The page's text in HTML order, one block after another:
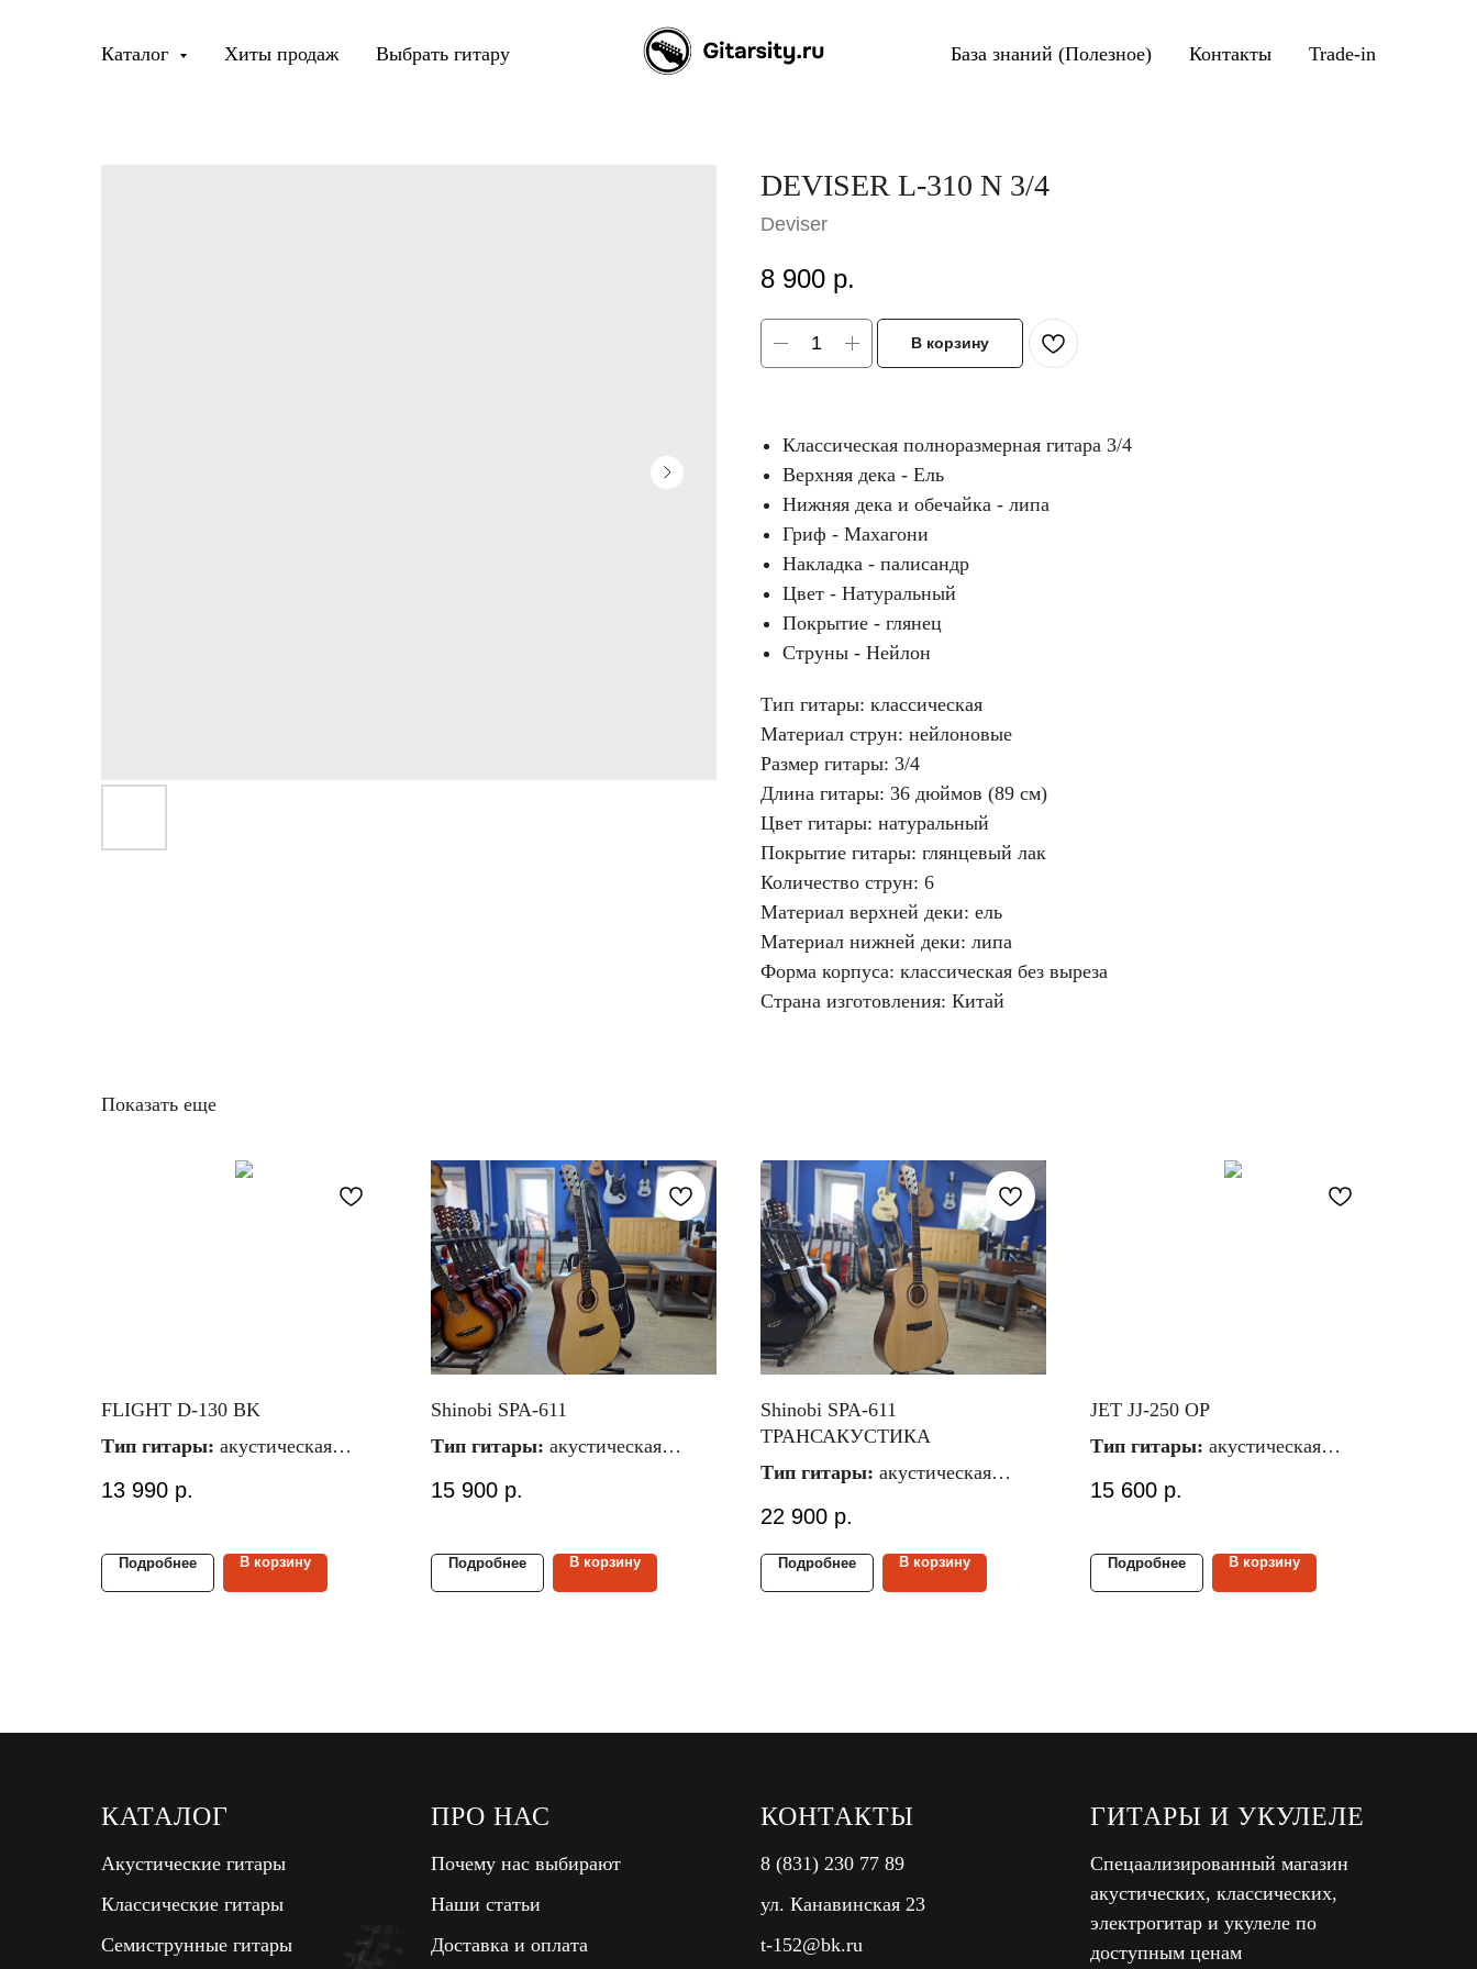
Каталог Хиты продаж Выбрать гитару База знаний (Полезное) Контакты Trade-in
DEVISER L-310 N 3/4
Deviser
8 900 р.
В корзину
Классическая полноразмерная гитара 3/4
Верхняя дека - Ель
Нижняя дека и обечайка - липа
Гриф - Махагони
Накладка - палисандр
Цвет - Натуральный
Покрытие - глянец
Струны - Нейлон
Тип гитары: классическая
Материал струн: нейлоновые
Размер гитары: 3/4
Длина гитары: 36 дюймов (89 см)
Цвет гитары: натуральный
Покрытие гитары: глянцевый лак
Количество струн: 6
Материал верхней деки: ель
Материал нижней деки: липа
Форма корпуса: классическая без выреза
Страна изготовления: Китай
Показать еще
FLIGHT D-130 BK
Тип гитары: акустическая
Размер гитары:
агатис
13 990 р.
Подробнее В корзину
Shinobi SPA-611
Тип гитары: акустическая
Размер гитары:
палисандр
15 900 р.
Подробнее В корзину
Shinobi SPA-611
ТРАНСАКУСТИКА
Тип гитары: акустическая
Размер гитары:
Материал верх./ниж. деки:
палисандр
22 900 р.
Подробнее В корзину
JET JJ-250 OP
Тип гитары: акустическая
Размер гитары:
красное дерево
15 600 р.
Подробнее В корзину
КАТАЛОГ
Акустические гитары
Классические гитары
Семиструнные гитары
ПРО НАС
Почему нас выбирают
Наши статьи
Доставка и оплата
КОНТАКТЫ
8 (831) 230 77 89
ул. Канавинская 23
t-152@bk.ru
ГИТАРЫ И УКУЛЕЛЕ
Спецаализированный магазин
акустических, классических,
электрогитар и укулеле по
доступным ценам